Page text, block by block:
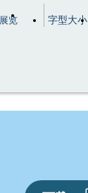
展览 字型大小